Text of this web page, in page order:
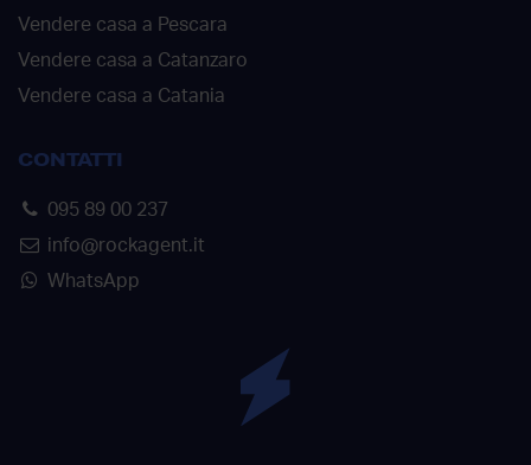
Vendere casa a Pescara
Vendere casa a Catanzaro
Vendere casa a Catania
CONTATTI
095 89 00 237
info@rockagent.it
WhatsApp